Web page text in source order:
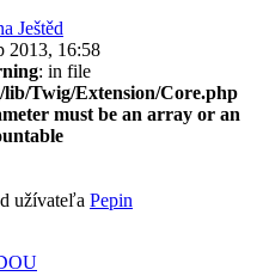
Ještěd
2013, 16:58
: in file
Twig/Extension/Core.php
must be an array or an
užívateľa Pepin